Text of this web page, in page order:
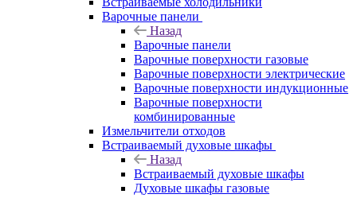
Варочные панели
Назад
Варочные панели
Варочные поверхности газовые
Варочные поверхности электрические
Варочные поверхности индукционные
Варочные поверхности
комбинированные
Измельчители отходов
Встраиваемый духовые шкафы
Назад
Встраиваемый духовые шкафы
Духовые шкафы газовые